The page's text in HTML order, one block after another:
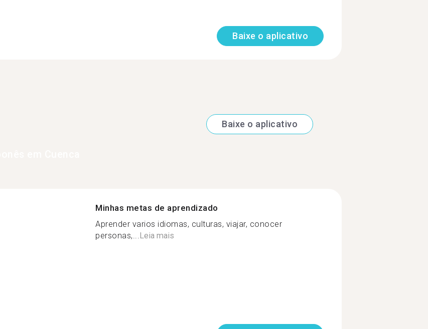
Baixe o aplicativo
Baixe o aplicativo
Minhas metas de aprendizado
Aprender varios idiomas, culturas, viajar, conocer
personas,... Leia mais